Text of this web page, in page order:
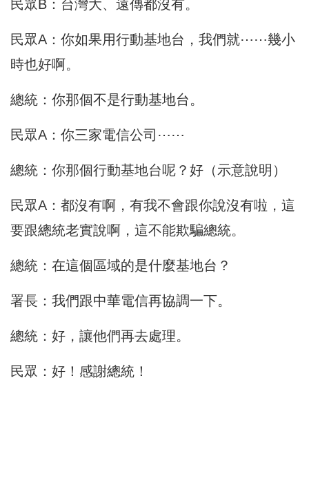
民眾B：台灣大、遠傳都沒有。
民眾A：你如果用行動基地台，我們就⋯⋯幾小
時也好啊。
總統：你那個不是行動基地台。
民眾A：你三家電信公司⋯⋯
總統：你那個行動基地台呢？好（示意說明）
民眾A：都沒有啊，有我不會跟你說沒有啦，這
要跟總統老實說啊，這不能欺騙總統。
總統：在這個區域的是什麼基地台？
署長：我們跟中華電信再協調一下。
總統：好，讓他們再去處理。
民眾：好！感謝總統！